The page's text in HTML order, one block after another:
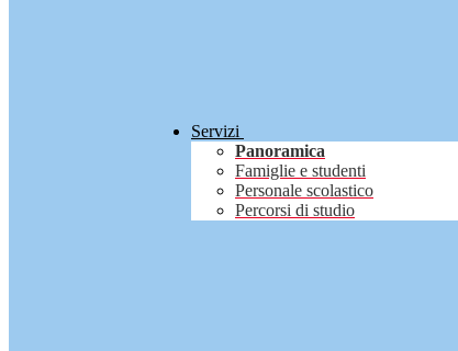
Servizi
Panoramica
Famiglie e studenti
Personale scolastico
Percorsi di studio